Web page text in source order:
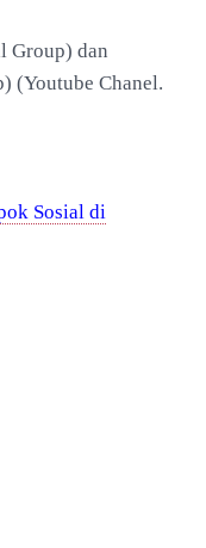
Group) dan
(Youtube Chanel.
Sosial di